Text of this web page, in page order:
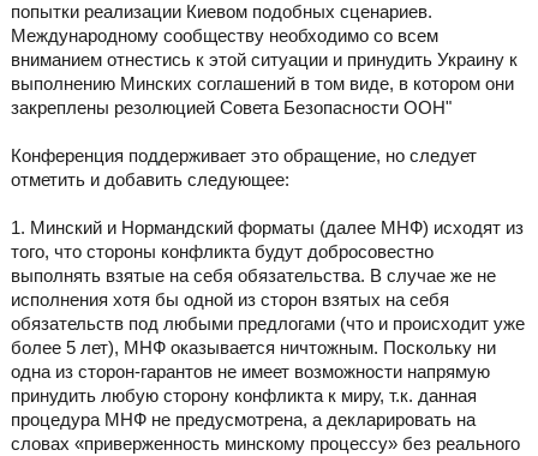
попытки реализации Киевом подобных сценариев.
Международному сообществу необходимо со всем
вниманием отнестись к этой ситуации и принудить Украину к
выполнению Минских соглашений в том виде, в котором они
закреплены резолюцией Совета Безопасности ООН"
Конференция поддерживает это обращение, но следует
отметить и добавить следующее:
1. Минский и Нормандский форматы (далее МНФ) исходят из
того, что стороны конфликта будут добросовестно
выполнять взятые на себя обязательства. В случае же не
исполнения хотя бы одной из сторон взятых на себя
обязательств под любыми предлогами (что и происходит уже
более 5 лет), МНФ оказывается ничтожным. Поскольку ни
одна из сторон-гарантов не имеет возможности напрямую
принудить любую сторону конфликта к миру, т.к. данная
процедура МНФ не предусмотрена, а декларировать на
словах «приверженность минскому процессу» без реального